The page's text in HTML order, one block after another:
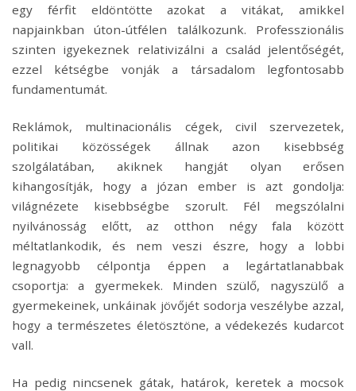
egy férfit eldöntötte azokat a vitákat, amikkel
napjainkban úton-útfélen találkozunk. Professzionális
szinten igyekeznek relativizálni a család jelentőségét,
ezzel kétségbe vonják a társadalom legfontosabb
fundamentumát.
Reklámok, multinacionális cégek, civil szervezetek,
politikai közösségek állnak azon kisebbség
szolgálatában, akiknek hangját olyan erősen
kihangosítják, hogy a józan ember is azt gondolja:
világnézete kisebbségbe szorult. Fél megszólalni
nyilvánosság előtt, az otthon négy fala között
méltatlankodik, és nem veszi észre, hogy a lobbi
legnagyobb célpontja éppen a legártatlanabbak
csoportja: a gyermekek. Minden szülő, nagyszülő a
gyermekeinek, unkáinak jövőjét sodorja veszélybe azzal,
hogy a természetes életösztöne, a védekezés kudarcot
vall.
Ha pedig nincsenek gátak, határok, keretek a mocsok